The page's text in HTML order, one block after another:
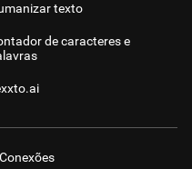
texto
de caracteres e
Conexões